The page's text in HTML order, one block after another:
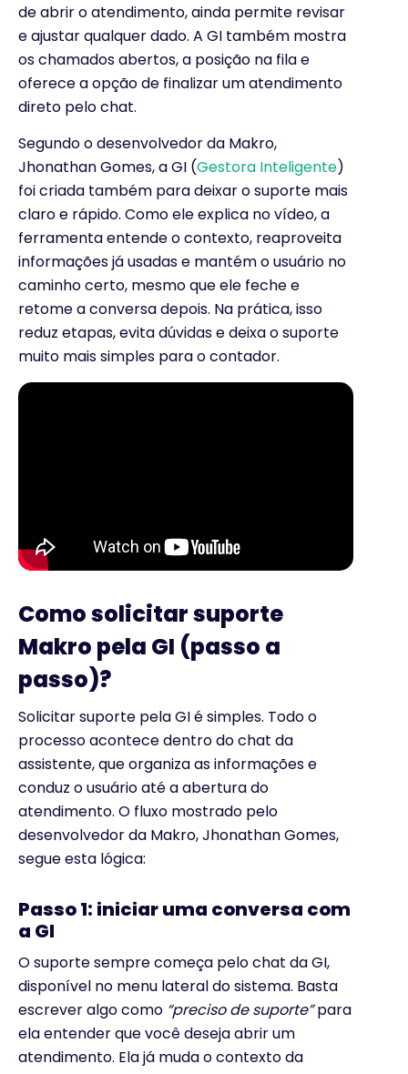
de abrir o atendimento, ainda permite revisar
e ajustar qualquer dado. A GI também mostra
os chamados abertos, a posição na fila e
oferece a opção de finalizar um atendimento
direto pelo chat.
Segundo o desenvolvedor da Makro,
Jhonathan Gomes, a GI (Gestora Inteligente)
foi criada também para deixar o suporte mais
claro e rápido. Como ele explica no vídeo, a
ferramenta entende o contexto, reaproveita
informações já usadas e mantém o usuário no
caminho certo, mesmo que ele feche e
retome a conversa depois. Na prática, isso
reduz etapas, evita dúvidas e deixa o suporte
muito mais simples para o contador.
Como solicitar suporte
Makro pela GI (passo a
passo)?
Solicitar suporte pela GI é simples. Todo o
processo acontece dentro do chat da
assistente, que organiza as informações e
conduz o usuário até a abertura do
atendimento. O fluxo mostrado pelo
desenvolvedor da Makro, Jhonathan Gomes,
segue esta lógica:
Passo 1: iniciar uma conversa com
a GI
O suporte sempre começa pelo chat da GI,
disponível no menu lateral do sistema. Basta
escrever algo como “preciso de suporte”para
ela entender que você deseja abrir um
atendimento. Ela já muda o contexto da